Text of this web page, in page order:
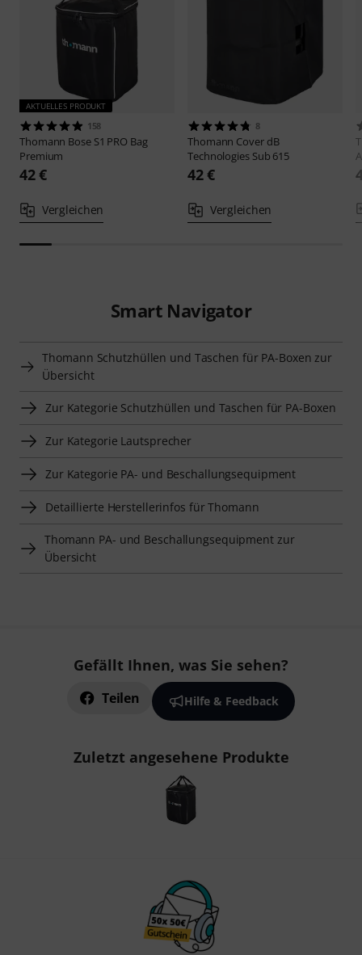
AKTUELLES PRODUKT
158
Thomann Bose S1 PRO Bag
Premium
42 €
Vergleichen
8
Thomann Cover dB
Technologies Sub 615
42 €
Vergleichen
Smart Navigator
Thomann Schutzhüllen und Taschen für PA-Boxen zur
Übersicht
Zur Kategorie Schutzhüllen und Taschen für PA-Boxen
Zur Kategorie Lautsprecher
Zur Kategorie PA- und Beschallungsequipment
Detaillierte Herstellerinfos für Thomann
Thomann PA- und Beschallungsequipment zur
Übersicht
Gefällt Ihnen, was Sie sehen?
Teilen Hilfe & Feedback
Zuletzt angesehene Produkte